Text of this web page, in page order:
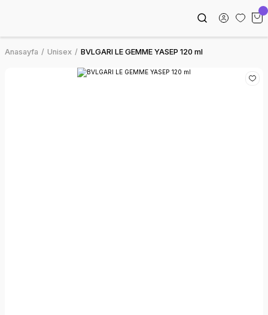
Anasayfa Unisex BVLGARI LE GEMME YASEP 120 ml